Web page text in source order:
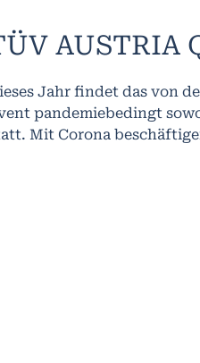
AUSTRIA
Jahr findet das von
pandemiebedingt
Mit Corona